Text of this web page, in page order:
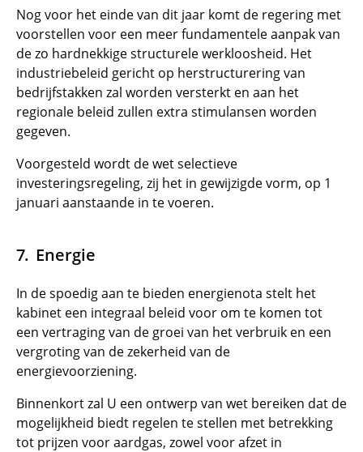
Nog voor het einde van dit jaar komt de regering met
voorstellen voor een meer fundamentele aanpak van
de zo hardnekkige structurele werkloosheid. Het
industriebeleid gericht op herstructurering van
bedrijfstakken zal worden versterkt en aan het
regionale beleid zullen extra stimulansen worden
gegeven.
Voorgesteld wordt de wet selectieve
investeringsregeling, zij het in gewijzigde vorm, op 1
januari aanstaande in te voeren.
Energie
In de spoedig aan te bieden energienota stelt het
kabinet een integraal beleid voor om te komen tot
een vertraging van de groei van het verbruik en een
vergroting van de zekerheid van de
energievoorziening.
Binnenkort zal U een ontwerp van wet bereiken dat de
mogelijkheid biedt regelen te stellen met betrekking
tot prijzen voor aardgas, zowel voor afzet in